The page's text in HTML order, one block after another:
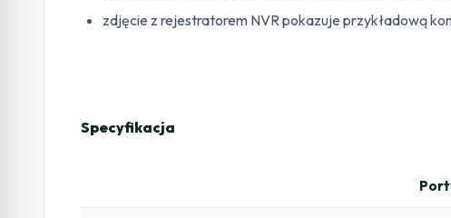
zdjęcie z rejestratorem NVR pokazuje przykładową
Specyfikacja